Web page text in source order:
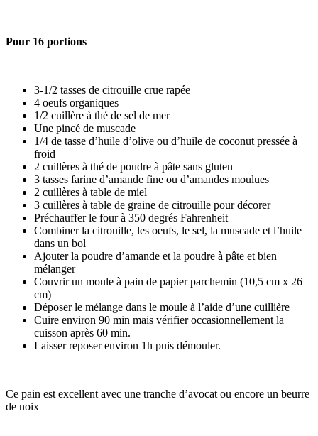
Pour 16 portions
3-1/2 tasses de citrouille crue rapée
4 oeufs organiques
1/2 cuillère à thé de sel de mer
Une pincé de muscade
1/4 de tasse d’huile d’olive ou d’huile de coconut pressée à
froid
2 cuillères à thé de poudre à pâte sans gluten
3 tasses farine d’amande fine ou d’amandes moulues
2 cuillères à table de miel
3 cuillères à table de graine de citrouille pour décorer
Préchauffer le four à 350 degrés Fahrenheit
Combiner la citrouille, les oeufs, le sel, la muscade et l’huile
dans un bol
Ajouter la poudre d’amande et la poudre à pâte et bien
mélanger
Couvrir un moule à pain de papier parchemin (10,5 cm x 26
cm)
Déposer le mélange dans le moule à l’aide d’une cuillière
Cuire environ 90 min mais vérifier occasionnellement la
cuisson après 60 min.
Laisser reposer environ 1h puis démouler.
Ce pain est excellent avec une tranche d’avocat ou encore un beurre
de noix